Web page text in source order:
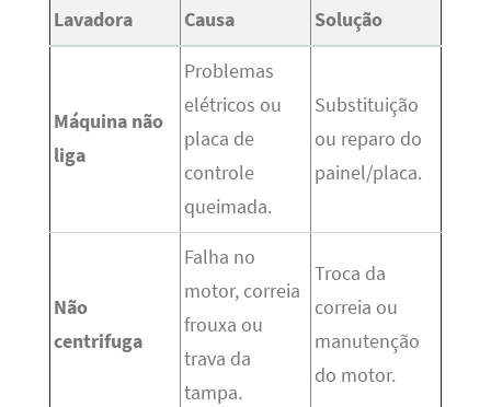
Lavadora
Causa
Solução
Máquina não
liga
Problemas
elétricos ou
placa de
controle
queimada.
Substituição
ou reparo do
painel/placa.
Não
centrifuga
Falha no
motor, correia
frouxa ou
trava da
tampa.
Troca da
correia ou
manutenção
do motor.